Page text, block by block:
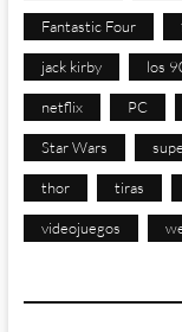
Fantastic Four
jack kirby los
netflix PC
Star Wars
thor tiras
videojuegos